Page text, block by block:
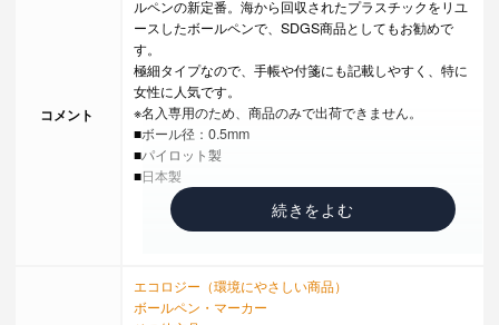
コメント
ルペンの新定番。海から回収されたプラスチックをリユ
ースしたボールペンで、SDGS商品としてもお勧めで
す。
極細タイプなので、手帳や付箋にも記載しやすく、特に
女性に人気です。
※名入専用のため、商品のみで出荷できません。
■ボール径：0.5mm
■パイロット製
■日本製
エコロジー（環境にやさしい商品）
ボールペン・マーカー